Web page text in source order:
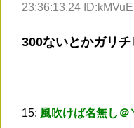
23:36:13.24
300ないとかガリ
15: 風吹けば名無し